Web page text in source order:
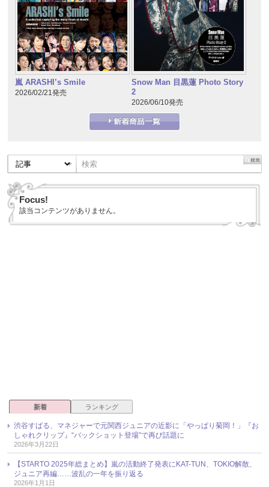
嵐 ARASHI’s Smile
2026/02/21発売
Snow Man 目黒蓮 Photo Story
2
2026/06/10発売
Focus!
該当コンテンツがありません。
新着 ランキング
渋谷すばる、マネジャーで元関西ジュニアの近影に「やっぱり菊岡！」『お
しゃれクリップ』“バックショット登場”で再び話題に
2026年3月22日
【STARTO 2025年総まとめ】嵐の活動終了発表にKAT-TUN、TOKIO解散、
ジュニア再編……波乱の一年を振り返る
2026年1月1日